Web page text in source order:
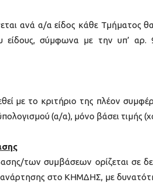
ανά α/α είδος κάθε Τμήματος θα
είδους, σύμφωνα με την υπ’ αρ.
με το κριτήριο της πλέον
(α/α), μόνο βάσει τιμής
των συμβάσεων ορίζεται σε
στο ΚΗΜΔΗΣ, με